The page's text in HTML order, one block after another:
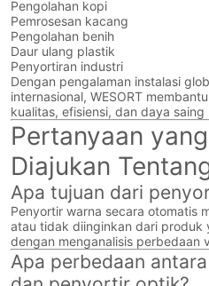
Pengolahan kopi
Pemrosesan kacang
Pengolahan benih
Daur ulang plastik
Penyortiran industri
Dengan pengalaman instalasi
internasional, WESORT
kualitas, efisiensi, dan daya saing
Pertanyaan
Diajukan
Apa tujuan dari
Penyortir warna secara otomatis
atau tidak diinginkan dari produk
dengan menganalisis perbedaan
Apa perbedaan